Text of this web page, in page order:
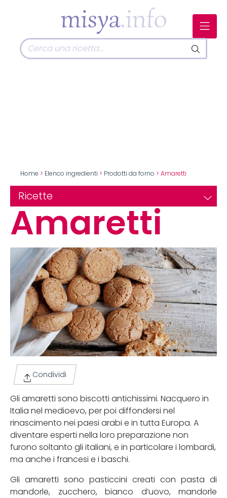
Home > Elenco ingredienti > Prodotti da forno > Amaretti
Ricette
Amaretti
Condividi
Gli amaretti sono biscotti antichissimi. Nacquero in
Italia nel medioevo, per poi diffondersi nel
rinascimento nei paesi arabi e in tutta Europa. A
diventare esperti nella loro preparazione non
furono soltanto gli italiani, e in particolare i lombardi,
ma anche i francesi e i baschi.
Gli amaretti sono pasticcini creati con pasta di
mandorle, zucchero, bianco d’uovo, mandorle